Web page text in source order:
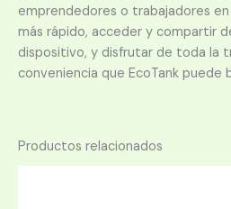
emprendedores o trabajadores
más rápido, acceder y compartir
dispositivo, y disfrutar de toda la
conveniencia que EcoTank puede
Productos relacionados